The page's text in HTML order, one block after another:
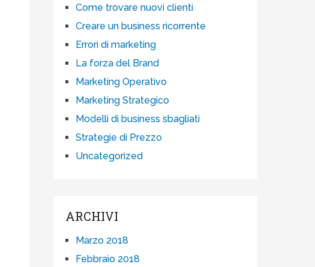
Come trovare nuovi clienti
Creare un business ricorrente
Errori di marketing
La forza del Brand
Marketing Operativo
Marketing Strategico
Modelli di business sbagliati
Strategie di Prezzo
Uncategorized
ARCHIVI
Marzo 2018
Febbraio 2018